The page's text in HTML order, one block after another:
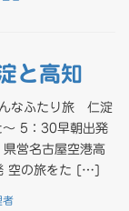
と高知
なふたり旅 仁淀
～ 5：30早朝出発
営名古屋空港高
空の旅をた […]
者